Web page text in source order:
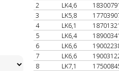
2
LK4,6
3
LK5,8
4
LK6,1
5
LK6,4
6
LK6,6
7
LK6,6
8
LK7,1